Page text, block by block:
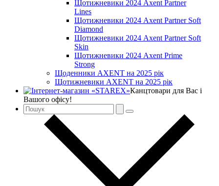
Щотижневики 2024 Axent Partner
Lines
Щотижневики 2024 Axent Partner Soft
Diamond
Щотижневики 2024 Axent Partner Soft
Skin
Щотижневики 2024 Axent Prime
Strong
Щоденники AXENT на 2025 рік
Щотижневики AXENT на 2025 рік
Канцтовари для Вас і
Вашого офісу!